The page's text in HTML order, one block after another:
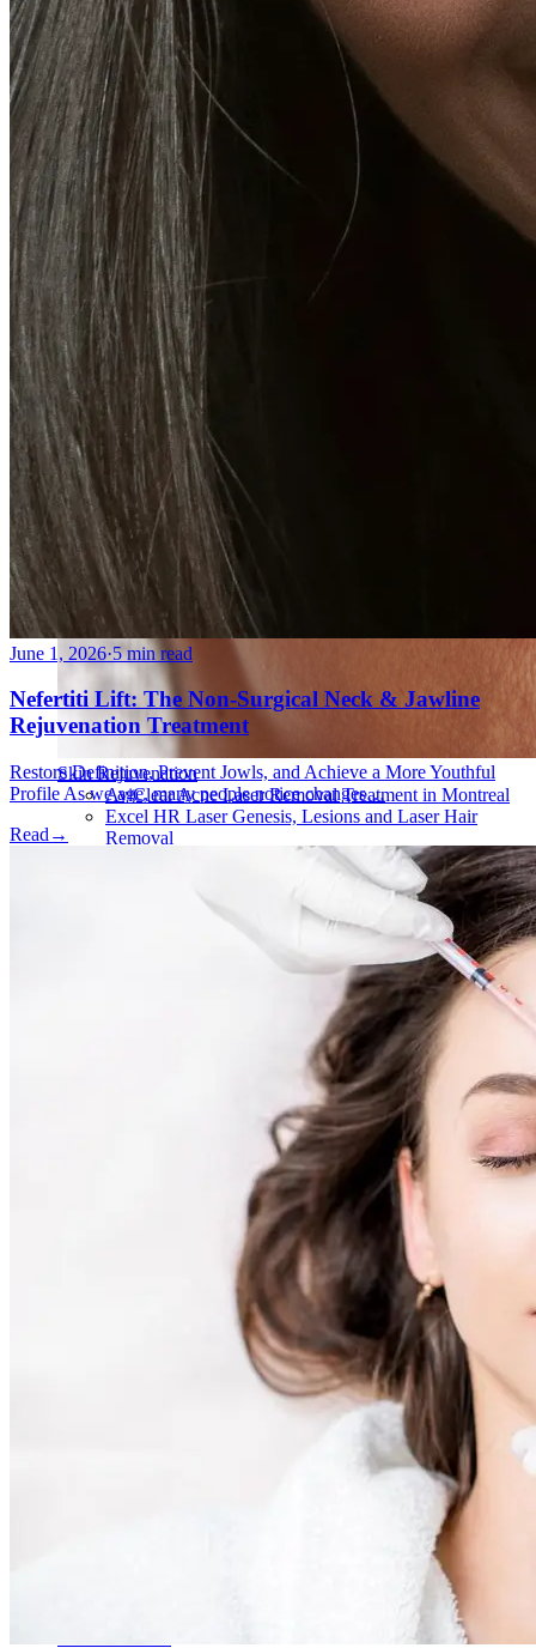
Fat Loss & Body Contouring
CoolSculpting® Body Contouring Fat Loss
Double Chin Fat-Dissolving Deoxycholic Acid
Injections in Montreal
Emsculpt NEO® Body Sculpting Fat Removal
Slimwave Montreal Weight-loss and Body Sculpting
Venus Bliss MAX™ Contouring in Montreal | Ideal
Body Clinic
Skin Rejuvenation
AviClear Acne Laser Removal Treatment in Montreal
Excel HR Laser Genesis, Lesions and Laser Hair
Removal
Laser Hair Removal Montreal Treatment
Laser Tattoo Removal Montreal
Profound® Non-surgical Rejuvenating Lifts
Secret™ PRO Microneedling RF and CO2 Laser
Sofwave Skin Tightening Treatment Montreal
June 1, 2026·5 min read
Nefertiti Lift: The Non-Surgical Neck & Jawline
Rejuvenation Treatment
Restore Definition, Prevent Jowls, and Achieve a More Youthful
Profile As we age, many people notice changes…
Read →